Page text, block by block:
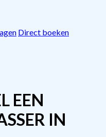
Direct boeken
EEN
IN